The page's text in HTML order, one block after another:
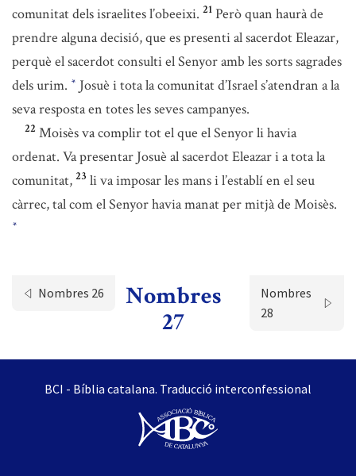
comunitat dels israelites l’obeeixi. 21 Però quan haurà de
prendre alguna decisió, que es presenti al sacerdot Eleazar,
perquè el sacerdot consulti el Senyor amb les sorts sagrades
dels urim. * Josuè i tota la comunitat d’Israel s’atendran a la
seva resposta en totes les seves campanyes.
22 Moisès va complir tot el que el Senyor li havia
ordenat. Va presentar Josuè al sacerdot Eleazar i a tota la
comunitat, 23 li va imposar les mans i l’establí en el seu
càrrec, tal com el Senyor havia manat per mitjà de Moisès.
*
Nombres 26
Nombres
27
Nombres
28
BCI - Bíblia catalana. Traducció interconfessional